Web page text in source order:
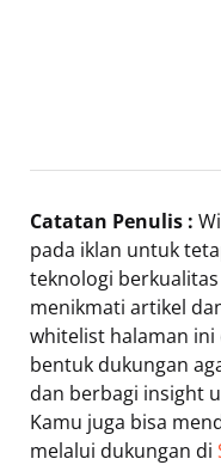
Catatan Penulis :
pada iklan untuk
teknologi
menikmati artikel
whitelist halaman ini
bentuk dukungan
dan berbagi insight
Kamu juga bisa
melalui dukungan di